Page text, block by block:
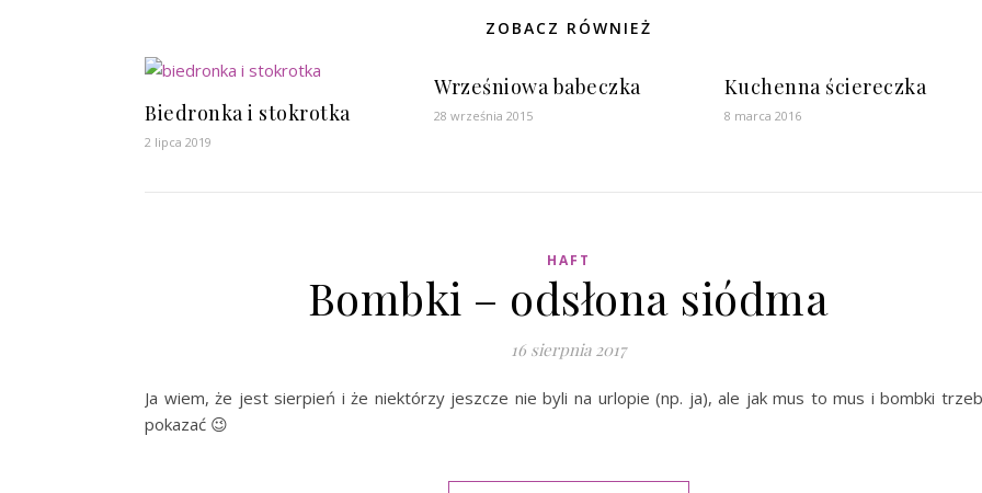
ZOBACZ RÓWNIEŻ
Biedronka i stokrotka
2 lipca 2019
Wrześniowa babeczka
28 września 2015
Kuchenna ściereczka
8 marca 2016
HAFT
Bombki – odsłona siódma
16 sierpnia 2017
Ja wiem, że jest sierpień i że niektórzy jeszcze nie byli na urlopie (np. ja), ale jak mus to mus i bombki
pokazać 😉